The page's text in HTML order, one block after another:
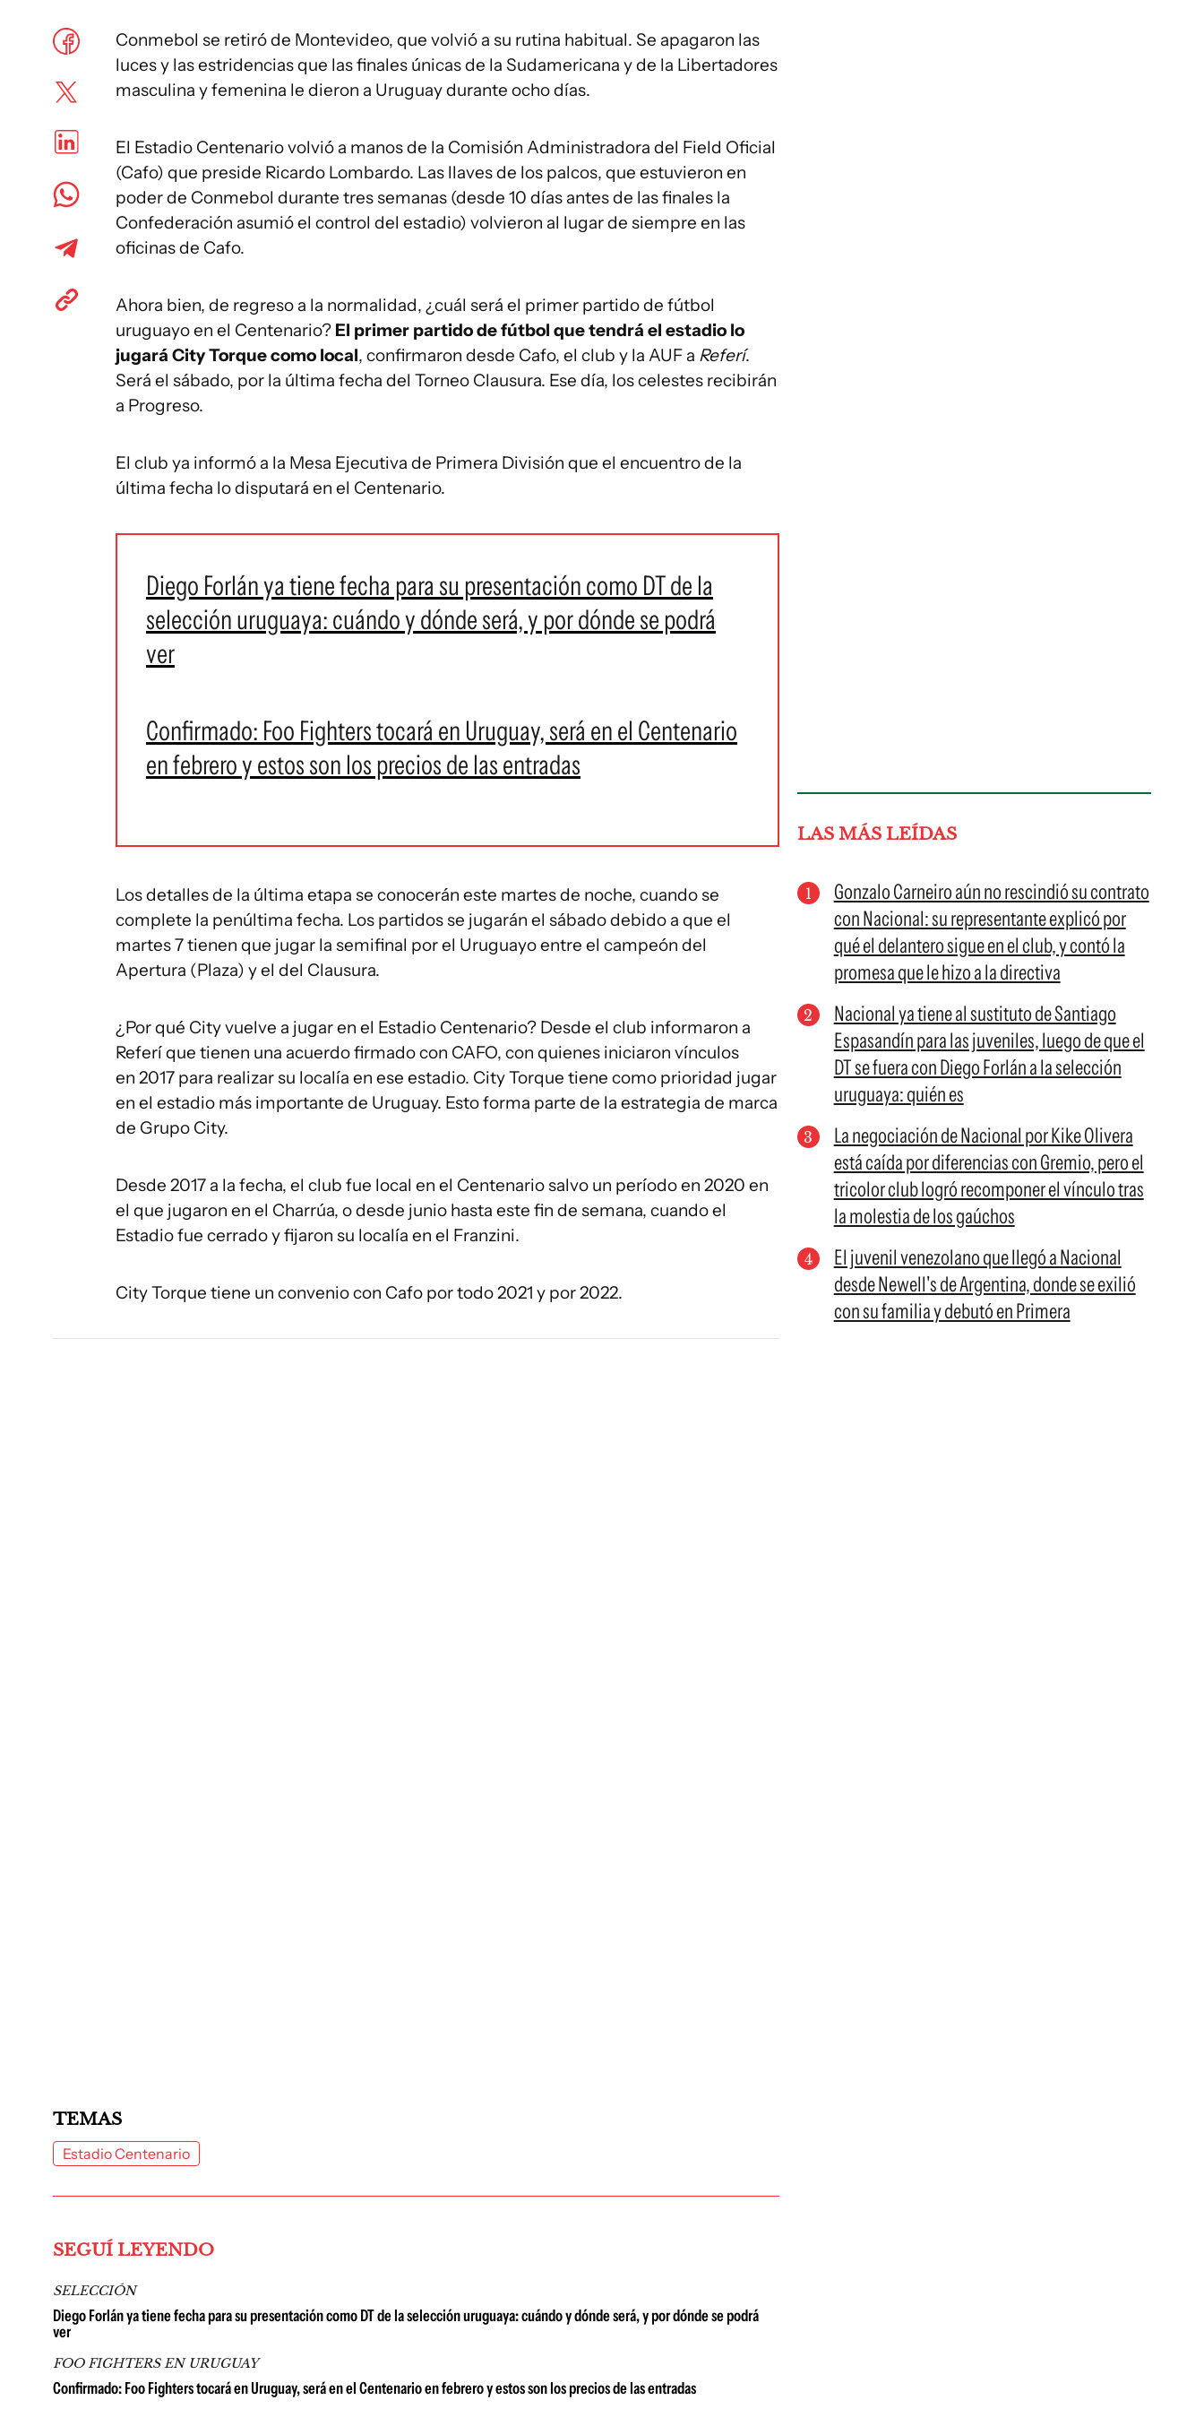
Conmebol se retiró de Montevideo, que volvió a su rutina habitual. Se apagaron las
luces y las estridencias que las finales únicas de la Sudamericana y de la Libertadores
masculina y femenina le dieron a Uruguay durante ocho días.
El Estadio Centenario volvió a manos de la Comisión Administradora del Field Oficial
(Cafo) que preside Ricardo Lombardo. Las llaves de los palcos, que estuvieron en
poder de Conmebol durante tres semanas (desde 10 días antes de las finales la
Confederación asumió el control del estadio) volvieron al lugar de siempre en las
oficinas de Cafo.
Ahora bien, de regreso a la normalidad, ¿cuál será el primer partido de fútbol
uruguayo en el Centenario? El primer partido de fútbol que tendrá el estadio lo
jugará City Torque como local, confirmaron desde Cafo, el club y la AUF a Referí.
Será el sábado, por la última fecha del Torneo Clausura. Ese día, los celestes recibirán
a Progreso.
El club ya informó a la Mesa Ejecutiva de Primera División que el encuentro de la
última fecha lo disputará en el Centenario.
Diego Forlán ya tiene fecha para su presentación como DT de la
selección uruguaya: cuándo y dónde será, y por dónde se podrá
ver
Confirmado: Foo Fighters tocará en Uruguay, será en el Centenario
en febrero y estos son los precios de las entradas
Los detalles de la última etapa se conocerán este martes de noche, cuando se
complete la penúltima fecha. Los partidos se jugarán el sábado debido a que el
martes 7 tienen que jugar la semifinal por el Uruguayo entre el campeón del
Apertura (Plaza) y el del Clausura.
¿Por qué City vuelve a jugar en el Estadio Centenario? Desde el club informaron a
Referí que tienen una acuerdo firmado con CAFO, con quienes iniciaron vínculos
en 2017 para realizar su localía en ese estadio. City Torque tiene como prioridad jugar
en el estadio más importante de Uruguay. Esto forma parte de la estrategia de marca
de Grupo City.
Desde 2017 a la fecha, el club fue local en el Centenario salvo un período en 2020 en
el que jugaron en el Charrúa, o desde junio hasta este fin de semana, cuando el
Estadio fue cerrado y fijaron su localía en el Franzini.
City Torque tiene un convenio con Cafo por todo 2021 y por 2022.
LAS MÁS LEÍDAS
Gonzalo Carneiro aún no rescindió su contrato
con Nacional: su representante explicó por
qué el delantero sigue en el club, y contó la
promesa que le hizo a la directiva
Nacional ya tiene al sustituto de Santiago
Espasandín para las juveniles, luego de que el
DT se fuera con Diego Forlán a la selección
uruguaya: quién es
La negociación de Nacional por Kike Olivera
está caída por diferencias con Gremio, pero el
tricolor club logró recomponer el vínculo tras
la molestia de los gaúchos
El juvenil venezolano que llegó a Nacional
desde Newell's de Argentina, donde se exilió
con su familia y debutó en Primera
TEMAS
Estadio Centenario
SEGUÍ LEYENDO
SELECCIÓN
Diego Forlán ya tiene fecha para su presentación como DT de la selección uruguaya: cuándo y dónde será, y por dónde se podrá
ver
FOO FIGHTERS EN URUGUAY
Confirmado: Foo Fighters tocará en Uruguay, será en el Centenario en febrero y estos son los precios de las entradas